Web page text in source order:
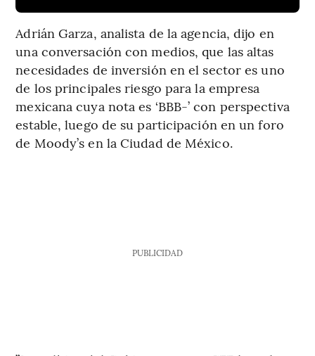
Adrián Garza, analista de la agencia, dijo en
una conversación con medios, que las altas
necesidades de inversión en el sector es uno
de los principales riesgo para la empresa
mexicana cuya nota es ‘BBB-’ con perspectiva
estable, luego de su participación en un foro
de Moody’s en la Ciudad de México.
PUBLICIDAD